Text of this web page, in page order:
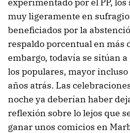
muy ligeramente en
beneficiados por la
respaldo porcentual en más
embargo, todavía se sitúan
los populares, mayor
años atrás. Las
noche ya deberían haber
reflexión sobre lo lejos que
ganar unos comicios en